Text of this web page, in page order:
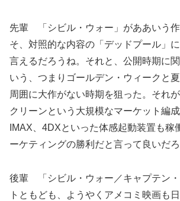
先輩 「シビル・ウォー」がああいう
そ、対照的な内容の「デッドプール」
言えるだろうね。それと、公開時期に
いう、つまりゴールデン・ウィークと夏
周囲に大作がない時期を狙った。それ
クリーンという大規模なマーケット編成
IMAX、4DXといった体感起動装置も稼
ーケティングの勝利だと言って良いだろ
後輩 「シビル・ウォー／キャプテン
トともども、ようやくアメコミ映画も